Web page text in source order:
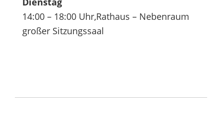
14:00 – 18:00 Uhr,Rathaus – Nebenraum
großer Sitzungssaal